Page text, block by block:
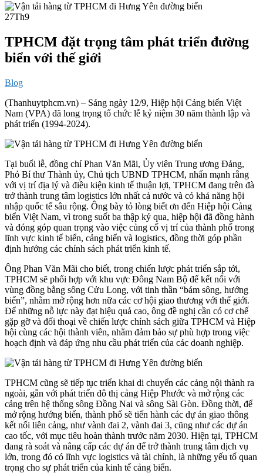
27Th9
TPHCM đặt trọng tâm phát triển đường
biển với thế giới
Blog
(Thanhuytphcm.vn) – Sáng ngày 12/9, Hiệp hội Cảng biển Việt
Nam (VPA) đã long trọng tổ chức lễ kỷ niệm 30 năm thành lập và
phát triển (1994-2024).
Tại buổi lễ, đồng chí Phan Văn Mãi, Ủy viên Trung ương Đảng,
Phó Bí thư Thành ủy, Chủ tịch UBND TPHCM, nhấn mạnh rằng
với vị trí địa lý và điều kiện kinh tế thuận lợi, TPHCM đang trên đà
trở thành trung tâm logistics lớn nhất cả nước và có khả năng hội
nhập quốc tế sâu rộng. Ông bày tỏ lòng biết ơn đến Hiệp hội Cảng
biển Việt Nam, vì trong suốt ba thập kỷ qua, hiệp hội đã đồng hành
và đóng góp quan trọng vào việc củng cố vị trí của thành phố trong
lĩnh vực kinh tế biển, cảng biển và logistics, đồng thời góp phần
định hướng các chính sách phát triển kinh tế.
Ông Phan Văn Mãi cho biết, trong chiến lược phát triển sắp tới,
TPHCM sẽ phối hợp với khu vực Đông Nam Bộ để kết nối với
vùng đồng bằng sông Cửu Long, với tinh thần “bám sông, hướng
biển”, nhằm mở rộng hơn nữa các cơ hội giao thương với thế giới.
Để những nỗ lực này đạt hiệu quả cao, ông đề nghị cần có cơ chế
gặp gỡ và đối thoại về chiến lược chính sách giữa TPHCM và Hiệp
hội cùng các hội thành viên, nhằm đảm bảo sự phù hợp trong việc
hoạch định và đáp ứng nhu cầu phát triển của các doanh nghiệp.
TPHCM cũng sẽ tiếp tục triển khai di chuyển các cảng nội thành ra
ngoài, gắn với phát triển đô thị cảng Hiệp Phước và mở rộng các
cảng trên hệ thống sông Đồng Nai và sông Sài Gòn. Đồng thời, để
mở rộng hướng biển, thành phố sẽ tiến hành các dự án giao thông
kết nối liên cảng, như vành đai 2, vành đai 3, cũng như các dự án
cao tốc, với mục tiêu hoàn thành trước năm 2030. Hiện tại, TPHCM
đang rà soát và nâng cấp các dự án để trở thành trung tâm dịch vụ
lớn, trong đó có lĩnh vực logistics và tài chính, là những yếu tố quan
trọng cho sự phát triển của kinh tế cảng biển.